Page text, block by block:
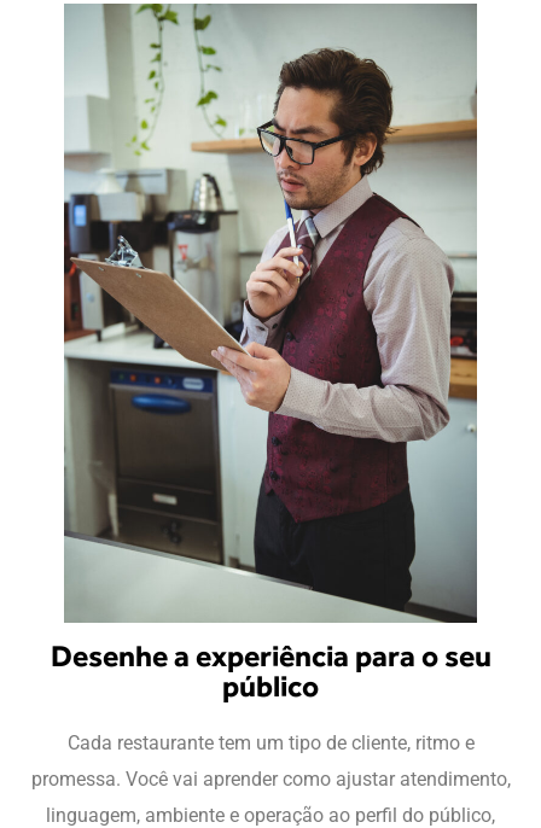
Desenhe a experiência para o seu
público
Cada restaurante tem um tipo de cliente, ritmo e
promessa. Você vai aprender como ajustar atendimento,
linguagem, ambiente e operação ao perfil do público,